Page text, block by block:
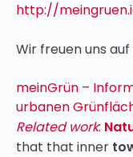
http://
Wir freuen uns auf
meinGrün –
urbanen
Related work:
that that inner